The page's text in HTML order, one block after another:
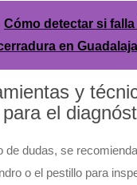
Cómo detectar si falla
en
y
el
de dudas, se
o el pestillo para